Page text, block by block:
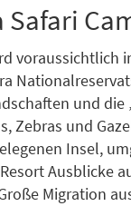
Safari
voraussichtlich
und die
Zebras und
Insel,
Ausblicke
Migration